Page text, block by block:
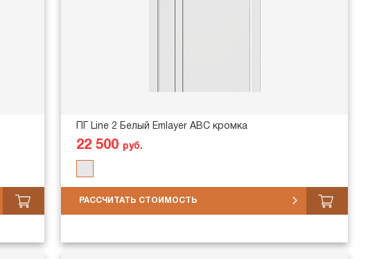
ПГ Line 2 Белый Emlayer АВС кромка
22 500 руб.
РАССЧИТАТЬ СТОИМОСТЬ